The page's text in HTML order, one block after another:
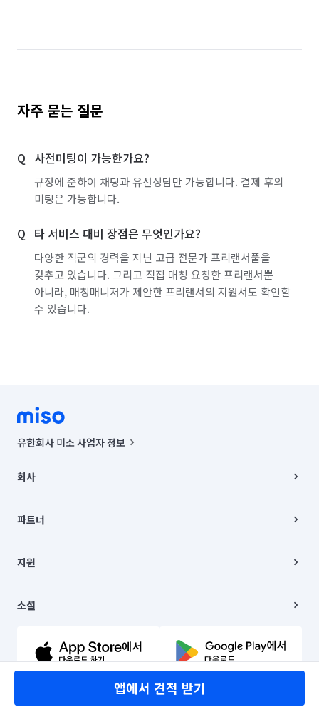
자주 묻는 질문
사전미팅이 가능한가요?
규정에 준하여 채팅과 유선상담만 가능합니다. 결제 후의
미팅은 가능합니다.
타 서비스 대비 장점은 무엇인가요?
다양한 직군의 경력을 지닌 고급 전문가 프리랜서풀을
갖추고 있습니다. 그리고 직접 매칭 요청한 프리랜서뿐
아니라, 매칭매니저가 제안한 프리랜서의 지원서도 확인할
수 있습니다.
앱에서 견적 받기
유한회사 미소 사업자 정보
00019 |
주소 | 본사: 서울특별시 종로구 율곡로 6(중학동, 트윈트리빌딩) B동 5층
컨택센터 : 서울특별시 종로구 수송동 율곡로 24, 7층, 8층 미소
상품, 상품정보, 거래에 관한 의무와 책임은 거래당사자에게 있습니다.
언론 보도 관련 문의:
© 유한회사 미소. Miso, Inc. All Rights Reserved.
회사
채용
파트너
이사
지원
이용약관
문의하기
소셜
유튜브